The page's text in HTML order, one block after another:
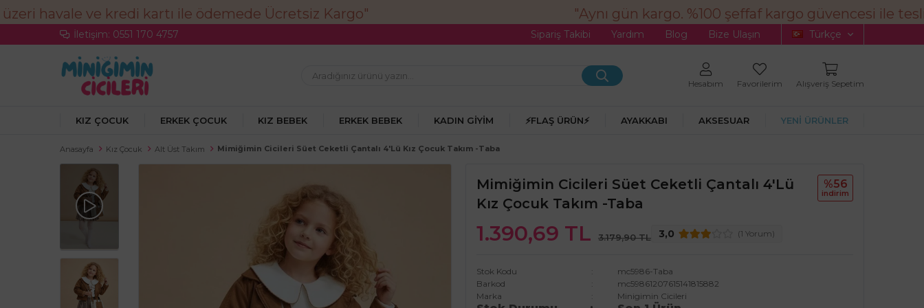
"Aynı gün kargo. %100 şeffaf kargo güvencesi ile
İletişim: 0551 170 4757 Sipariş Takibi Yardım Blog Bize Ulaşın Türkçe
Hesabım Favorilerim Alışveriş Sepetim
KIZ ÇOCUK ERKEK ÇOCUK KIZ BEBEK ERKEK BEBEK KADIN GIYIM ⚡FLAŞ ÜRÜN⚡ AYAKKABI AKSESUAR YENİ ÜRÜNLER
Anasayfa Kız Çocuk Alt Üst Takım Mimiğimin Cicileri Süet Ceketli Çantalı 4'lü Kız Çocuk Takım -Taba
Mimiğimin Cicileri Süet Ceketli Çantalı 4'lü
Kız Çocuk Takım -Taba
1.390,69 TL 3.179,90 TL
%56
i̇ndi̇ri̇m
3,0 (1 Yorum)
Stok Kodu
mc5986-Taba
Barkod
mc59861207615141815882
Marka
Minigimin Cicileri